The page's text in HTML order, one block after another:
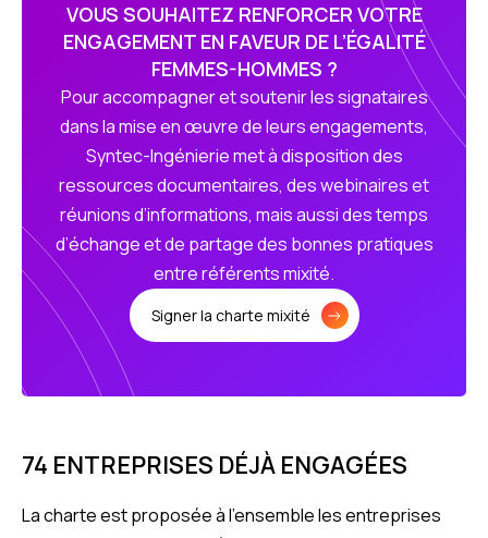
VOUS SOUHAITEZ RENFORCER VOTRE
ENGAGEMENT EN FAVEUR DE L’ÉGALITÉ
FEMMES-HOMMES ?
Pour accompagner et soutenir les signataires
dans la mise en œuvre de leurs engagements,
Syntec-Ingénierie met à disposition des
ressources documentaires, des webinaires et
réunions d’informations, mais aussi des temps
d’échange et de partage des bonnes pratiques
entre référents mixité.
Signer la charte mixité
74 ENTREPRISES DÉJÀ ENGAGÉES
La charte est proposée à l’ensemble les entreprises